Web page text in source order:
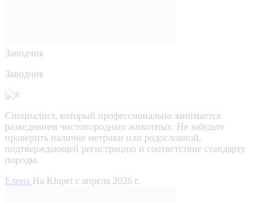
Заводчик
Заводчик
Специалист, который профессионально занимается
разведением чистопородных животных. Не забудьте
проверить наличие метрики или родословной,
подтверждающей регистрацию и соответствие стандарту
породы.
Елена На Kinpet c апреля 2026 г.